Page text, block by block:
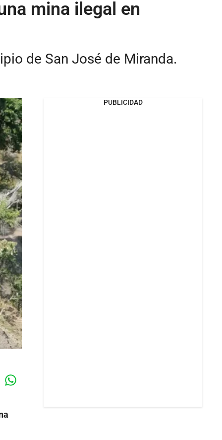
mina ilegal en
de San José de Miranda.
PUBLICIDAD